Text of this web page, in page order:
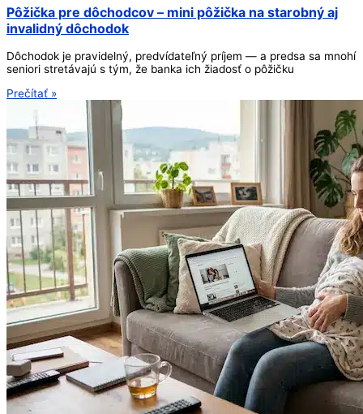
Pôžička pre dôchodcov – mini pôžička na starobný aj
invalidný dôchodok
Dôchodok je pravidelný, predvídateľný príjem — a predsa sa mnohí
seniori stretávajú s tým, že banka ich žiadosť o pôžičku
Prečítať »